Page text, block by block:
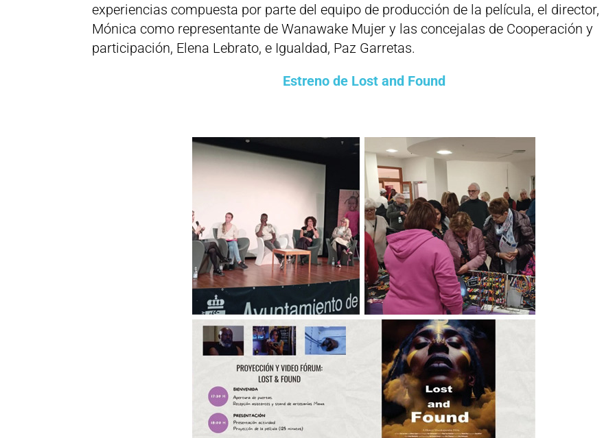
experiencias compuesta por parte del equipo de producción de la película, el director,
Mónica como representante de Wanawake Mujer y las concejalas de Cooperación y
participación, Elena Lebrato, e Igualdad, Paz Garretas.
Estreno de Lost and Found